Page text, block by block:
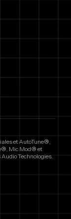
et AutoTune®,
Mic Mod® et
Technologies.